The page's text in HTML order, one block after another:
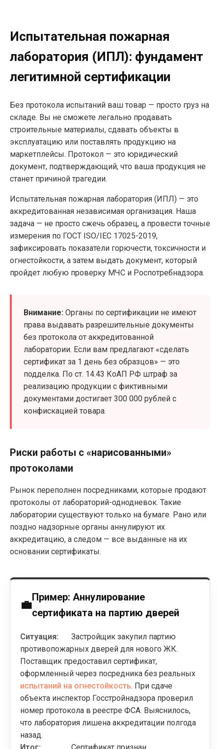
Испытательная пожарная
лаборатория (ИПЛ): фундамент
легитимной сертификации
Без протокола испытаний ваш товар — просто груз на
складе. Вы не сможете легально продавать
строительные материалы, сдавать объекты в
эксплуатацию или поставлять продукцию на
маркетплейсы. Протокол — это юридический
документ, подтверждающий, что ваша продукция не
станет причиной трагедии.
Испытательная пожарная лаборатория (ИПЛ) — это
аккредитованная независимая организация. Наша
задача — не просто сжечь образец, а провести точные
измерения по ГОСТ ISO/IEC 17025-2019,
зафиксировать показатели горючести, токсичности и
огнестойкости, а затем выдать документ, который
пройдет любую проверку МЧС и Роспотребнадзора.
Внимание: Органы по сертификации не имеют
права выдавать разрешительные документы
без протокола от аккредитованной
лаборатории. Если вам предлагают «сделать
сертификат за 1 день без образцов» — это
подделка. По ст. 14.43 КоАП РФ штраф за
реализацию продукции с фиктивными
документами достигает 300 000 рублей с
конфискацией товара.
Риски работы с «нарисованными»
протоколами
Рынок переполнен посредниками, которые продают
протоколы от лабораторий-однодневок. Такие
лаборатории существуют только на бумаге. Рано или
поздно надзорные органы аннулируют их
аккредитацию, а следом — все выданные на их
основании сертификаты.
Пример: Аннулирование
сертификата на партию дверей
Ситуация:
Застройщик закупил партию
противопожарных дверей для нового ЖК.
Поставщик предоставил сертификат,
оформленный через посредника без реальных
испытаний на огнестойкость. При сдаче
объекта инспектор Госстройнадзора проверил
номер протокола в реестре ФСА. Выяснилось,
что лаборатория лишена аккредитации полгода
назад.